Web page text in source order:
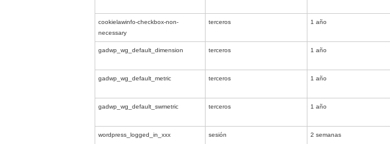
cookielawinfo-checkbox-non-
necessary
terceros 1 año
gadwp_wg_default_dimension terceros 1 año
gadwp_wg_default_metric terceros 1 año
gadwp_wg_default_swmetric terceros 1 año
wordpress_logged_in_xxx sesión 2 semanas